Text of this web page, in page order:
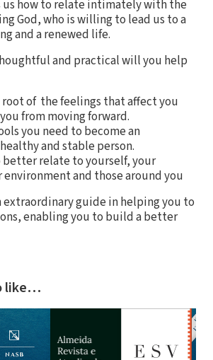
us how to relate intimately with the
God, who is willing to lead us to a
and a renewed life.
and practical will you help
root of the feelings that affect you
from moving forward.
you need to become an
and stable person.
better relate to yourself, your
environment and those around you
extraordinary guide in helping you to
enabling you to build a better
like…